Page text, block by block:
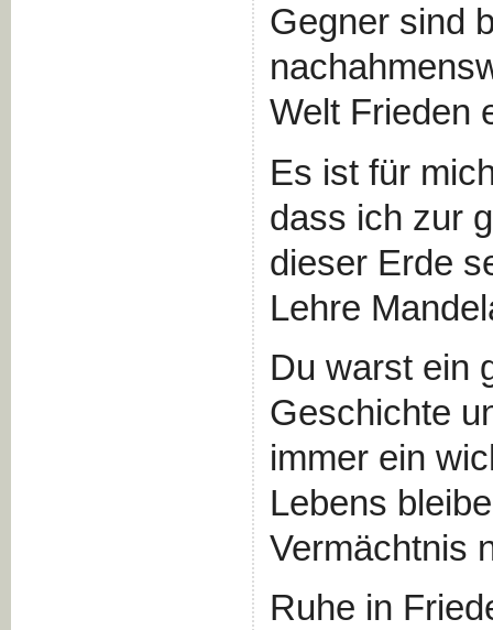
Gegner sind
Welt Frieden
Es ist für
dass ich zur
dieser Erde
Lehre
Du warst ein
Geschichte
immer ein
Lebens
Vermächtnis
Ruhe in